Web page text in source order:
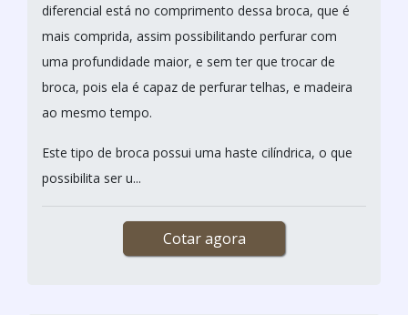
diferencial está no comprimento dessa broca, que é
mais comprida, assim possibilitando perfurar com
uma profundidade maior, e sem ter que trocar de
broca, pois ela é capaz de perfurar telhas, e madeira
ao mesmo tempo.
Este tipo de broca possui uma haste cilíndrica, o que
possibilita ser u...
Cotar agora